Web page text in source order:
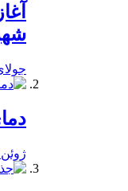
جولای 1,
ژوئن 25, 2020